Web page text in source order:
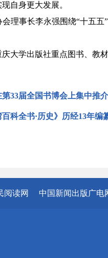
自身更大发展。
事长李永强围绕“十五五”
学出版社重点图书、教材
第33届全国书博会上集中
科全书·历史》历经13年
阅读网 中国新闻出版广电